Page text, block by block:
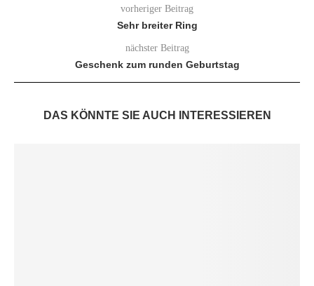
vorheriger Beitrag
Sehr breiter Ring
nächster Beitrag
Geschenk zum runden Geburtstag
DAS KÖNNTE SIE AUCH INTERESSIEREN